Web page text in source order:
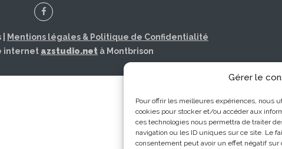
Gérer le
Pour offrir les meilleures expériences, nous
cookies pour stocker et/ou accéder aux
ces technologies nous permettra de traiter
navigation ou les ID uniques sur ce site. Le
consentement peut avoir un effet négatif sur
Facebook
Mentions légales & Politique de Confidentialité
internet azstudio.net à Montbrison